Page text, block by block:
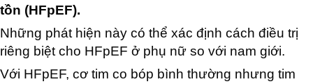
tồn (HFpEF).
Những phát hiện này có thể xác định cách điều trị
riêng biệt cho HFpEF ở phụ nữ so với nam giới.
Với HFpEF, cơ tim co bóp bình thường nhưng tim